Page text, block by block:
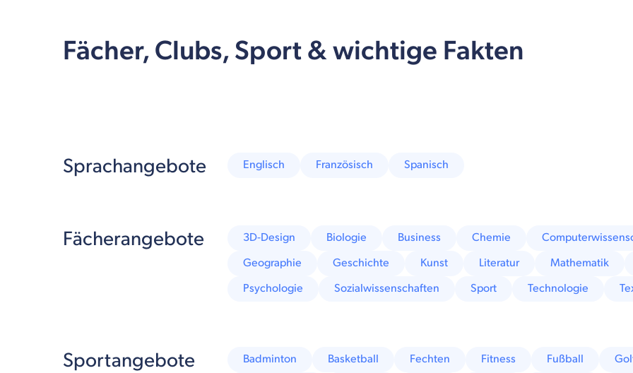
Fächer, Clubs, Sport & wichtige Fakten
Sprachangebote Englisch Französisch Spanisch
Fächerangebote 3D-Design Biologie Business Chemie
Geographie
Geschichte Kunst Literatur
Mathematik
Psychologie
Sozialwissenschaften Sport Technologie
Sportangebote Badminton Basketball Fechten Fitness Fußball